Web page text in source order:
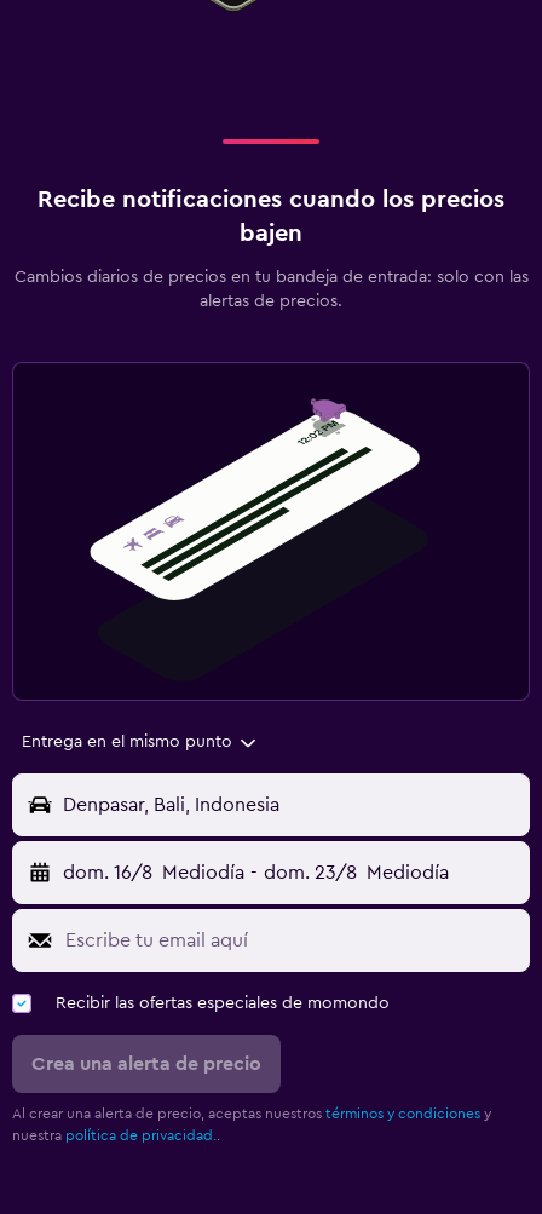
Recibe notificaciones cuando los precios
bajen
Cambios diarios de precios en tu bandeja de entrada: solo con las
alertas de precios.
Entrega en el mismo punto
Denpasar, Bali, Indonesia
dom. 16/8 Mediodía - dom. 23/8 Mediodía
Recibir las ofertas especiales de momondo
Crea una alerta de precio
Al crear una alerta de precio, aceptas nuestros términos y condiciones y
nuestra política de privacidad..